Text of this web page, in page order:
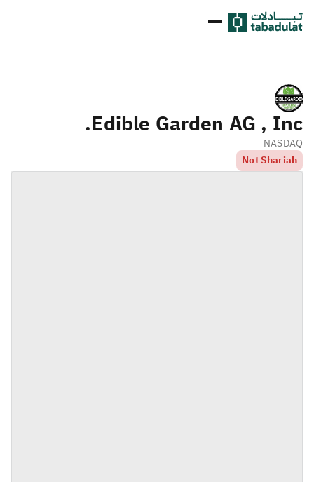
Edible Garden AG , Inc.
NASDAQ
Not Shariah